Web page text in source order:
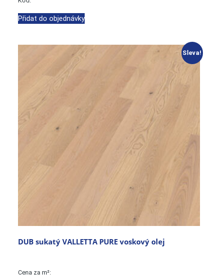
Přidat do objednávky
Sleva!
DUB sukatý VALLETTA PURE voskový olej
Cena za m²: